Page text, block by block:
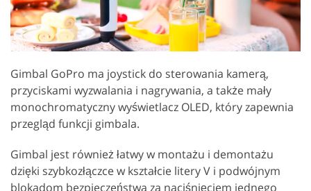
Gimbal GoPro ma joystick do sterowania kamerą,
przyciskami wyzwalania i nagrywania, a także mały
monochromatyczny wyświetlacz OLED, który zapewnia
przegląd funkcji gimbala.
Gimbal jest również łatwy w montażu i demontażu
dzięki szybkozłączce w kształcie litery V i podwójnym
blokadom bezpieczeństwa za naciśnięciem jednego